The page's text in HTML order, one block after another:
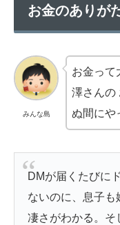
お金のありが
みんな島
お金って
澤さんの
ぬ間にや
DMが届くたびに
ないのに、息子
凄さがわかる。そ